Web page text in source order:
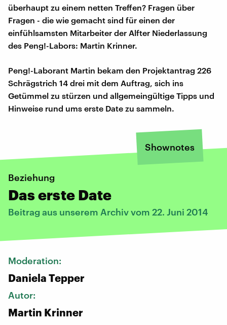
überhaupt zu einem netten Treffen? Fragen über
Fragen - die wie gemacht sind für einen der
einfühlsamsten Mitarbeiter der Alfter Niederlassung
des Peng!-Labors: Martin Krinner.
Peng!-Laborant Martin bekam den Projektantrag 226
Schrägstrich 14 drei mit dem Auftrag, sich ins
Getümmel zu stürzen und allgemeingültige Tipps und
Hinweise rund ums erste Date zu sammeln.
Shownotes
Beziehung
Das erste Date
Beitrag aus unserem Archiv vom 22. Juni 2014
Moderation:
Daniela Tepper
Autor:
Martin Krinner